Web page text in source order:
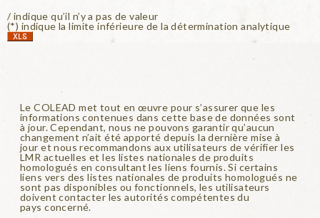
/ indique qu’il n’y a pas de valeur
(*) indique la limite inférieure de la détermination analytique
Le COLEAD met tout en œuvre pour s’assurer que les
informations contenues dans cette base de données sont
à jour. Cependant, nous ne pouvons garantir qu’aucun
changement n’ait été apporté depuis la dernière mise à
jour et nous recommandons aux utilisateurs de vérifier les
LMR actuelles et les listes nationales de produits
homologués en consultant les liens fournis. Si certains
liens vers des listes nationales de produits homologués ne
sont pas disponibles ou fonctionnels, les utilisateurs
doivent contacter les autorités compétentes du
pays concerné.